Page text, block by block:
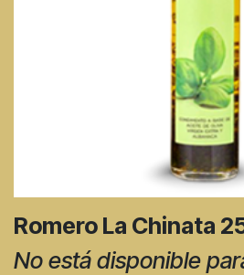
Romero La Chinata
No está disponible